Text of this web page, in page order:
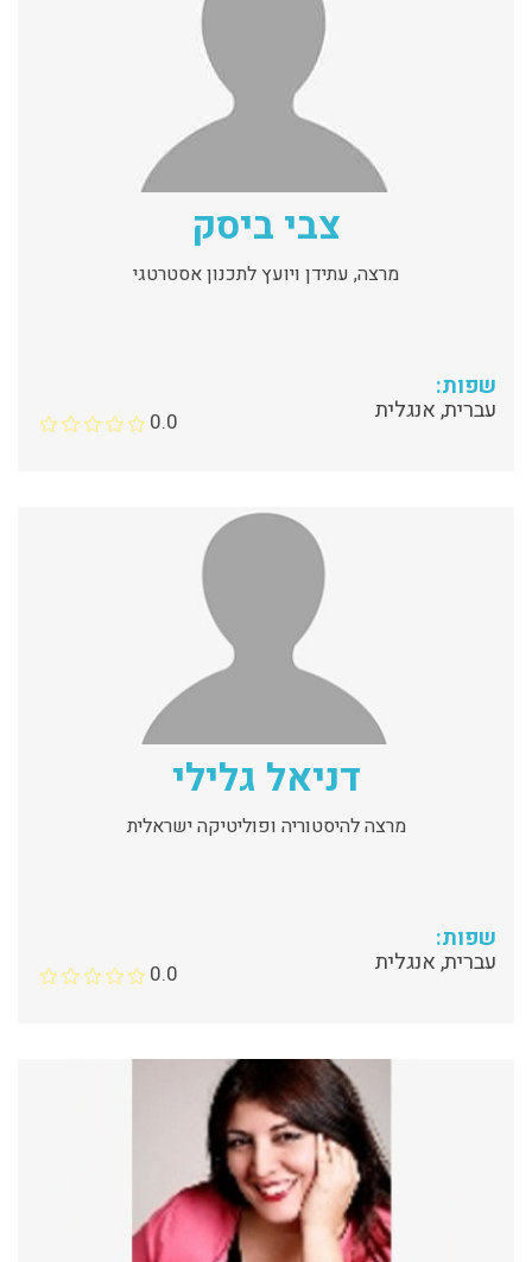
צבי ביסק
מרצה, עתידן ויועץ לתכנון אסטרטגי
שפות:
עברית, אנגלית 0.0
דניאל גלילי
מרצה להיסטוריה ופוליטיקה ישראלית
שפות:
עברית, אנגלית 0.0